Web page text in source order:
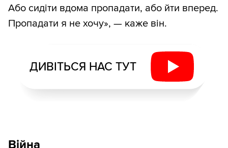
Або сидіти вдома пропадати, або йти вперед.
Пропадати я не хочу», — каже він.
ДИВІТЬСЯ НАС ТУТ
Війна